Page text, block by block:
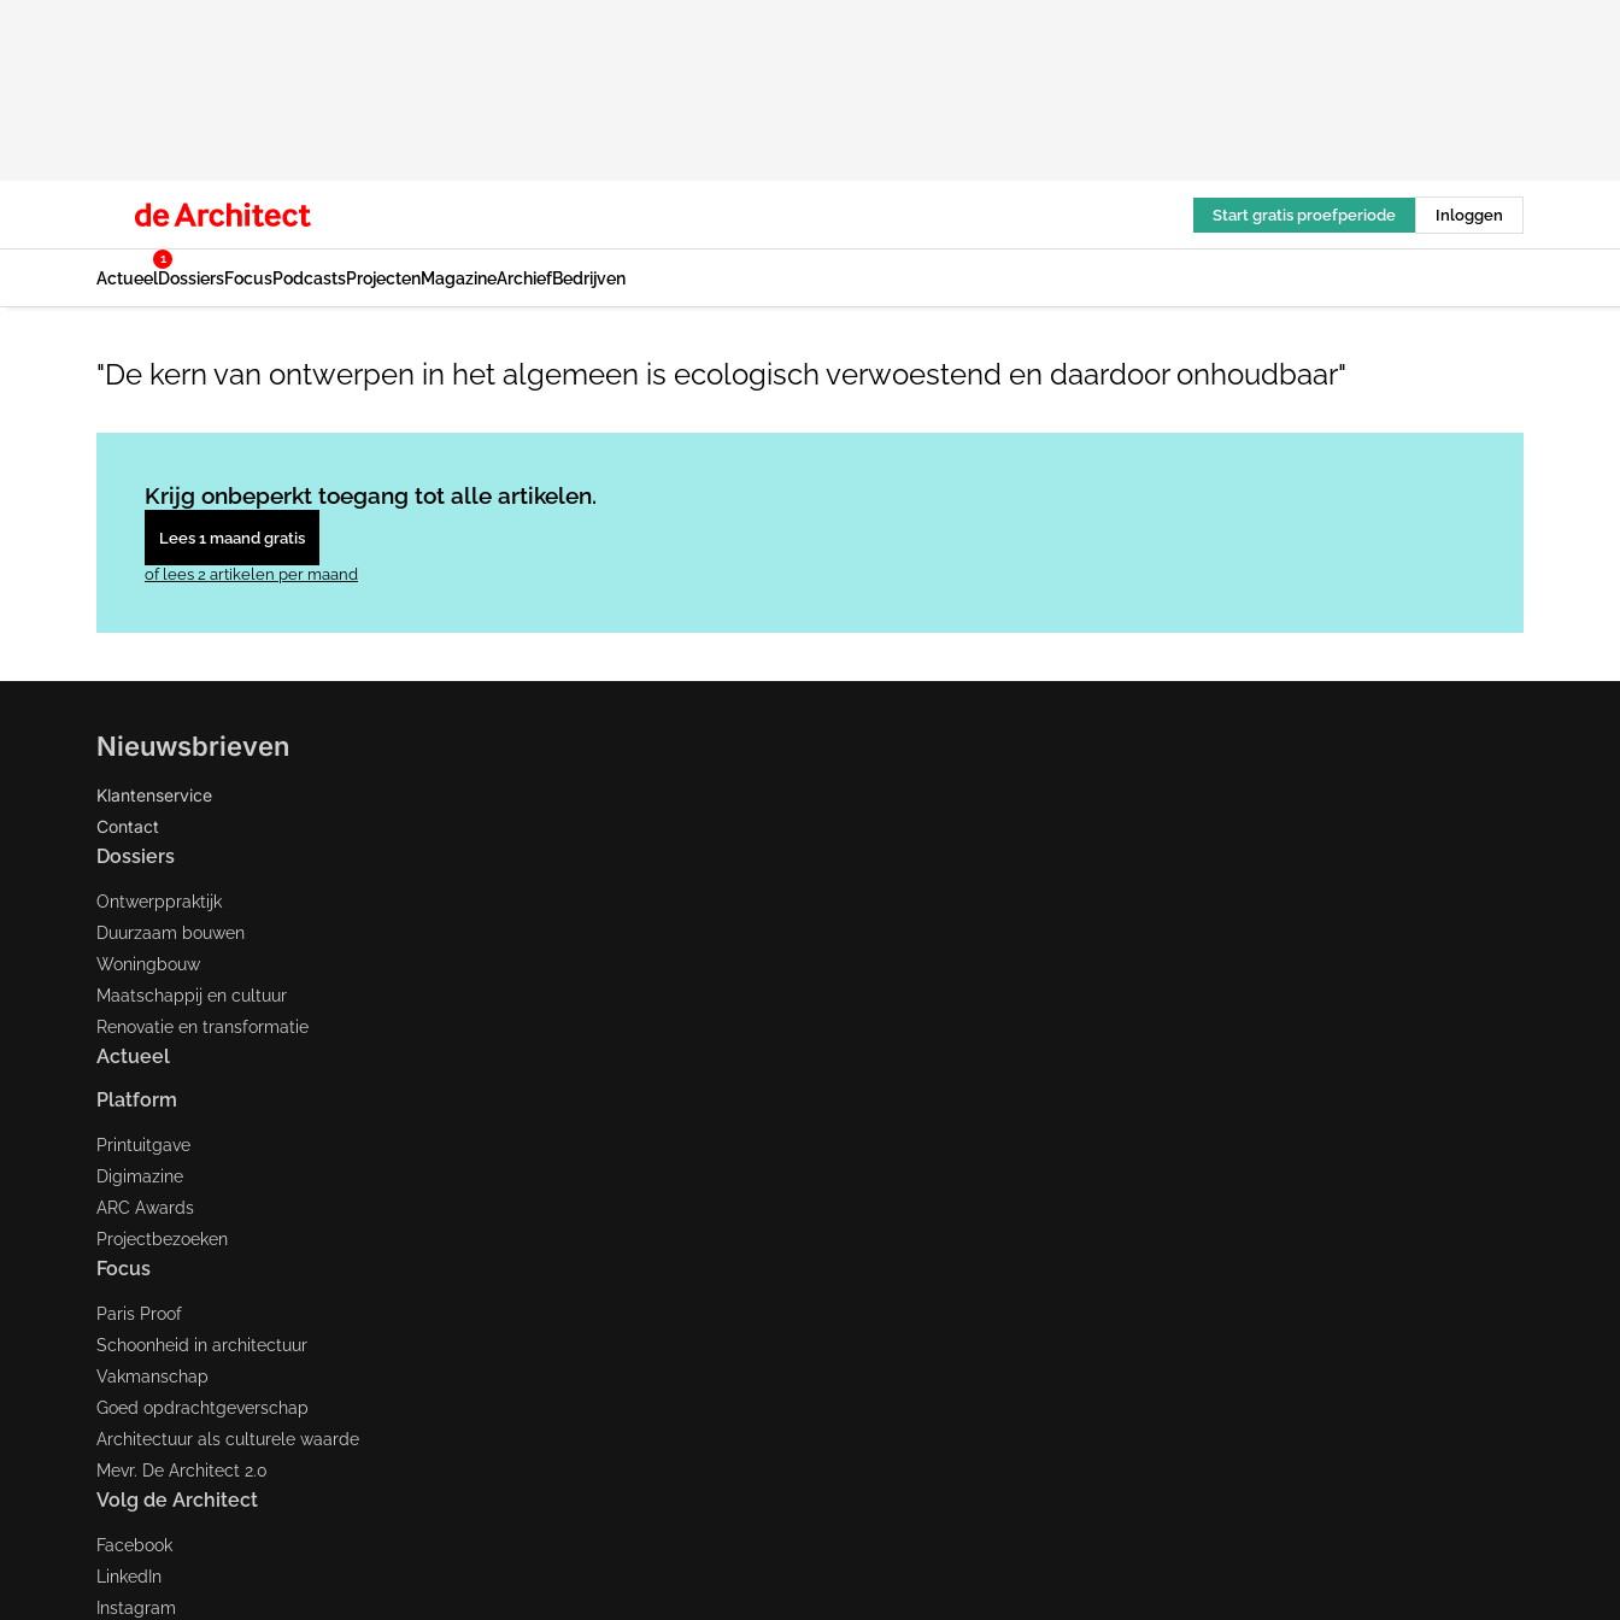
Start gratis proefperiode Inloggen
Actueel
1
DossiersFocusPodcastsProjectenMagazineArchiefBedrijven
"De kern van ontwerpen in het algemeen is ecologisch verwoestend en daardoor onhoudbaar"
Krijg onbeperkt toegang tot alle artikelen.
Lees 1 maand gratis
of lees 2 artikelen per maand
Nieuwsbrieven
Klantenservice
Contact
Dossiers
Ontwerppraktijk
Duurzaam bouwen
Woningbouw
Maatschappij en cultuur
Renovatie en transformatie
Actueel
Platform
Printuitgave
Digimazine
ARC Awards
Projectbezoeken
Focus
Paris Proof
Schoonheid in architectuur
Vakmanschap
Goed opdrachtgeverschap
Architectuur als culturele waarde
Mevr. De Architect 2.0
Volg de Architect
Facebook
LinkedIn
Instagram